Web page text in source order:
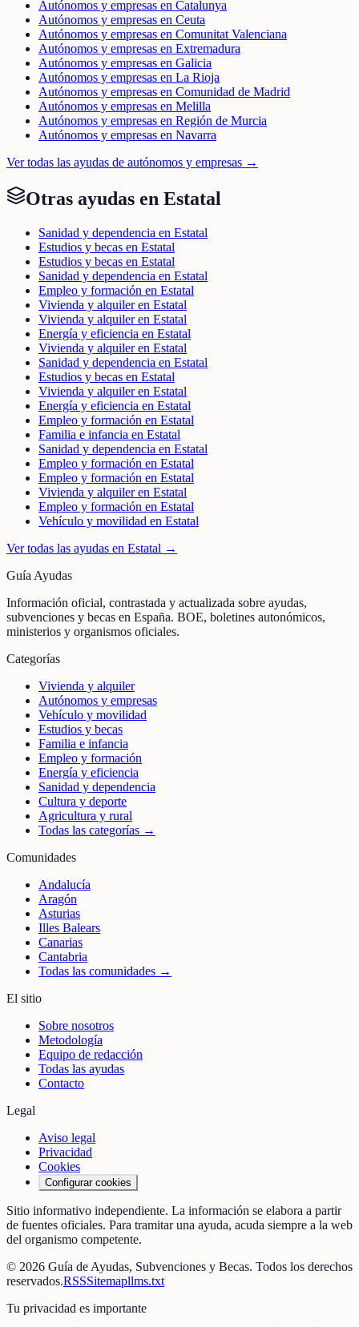
Autónomos y empresas en Catalunya
Autónomos y empresas en Ceuta
Autónomos y empresas en Comunitat Valenciana
Autónomos y empresas en Extremadura
Autónomos y empresas en Galicia
Autónomos y empresas en La Rioja
Autónomos y empresas en Comunidad de Madrid
Autónomos y empresas en Melilla
Autónomos y empresas en Región de Murcia
Autónomos y empresas en Navarra
Ver todas las ayudas de autónomos y empresas →
Otras ayudas en Estatal
Sanidad y dependencia en Estatal
Estudios y becas en Estatal
Estudios y becas en Estatal
Sanidad y dependencia en Estatal
Empleo y formación en Estatal
Vivienda y alquiler en Estatal
Vivienda y alquiler en Estatal
Energía y eficiencia en Estatal
Vivienda y alquiler en Estatal
Sanidad y dependencia en Estatal
Estudios y becas en Estatal
Vivienda y alquiler en Estatal
Energía y eficiencia en Estatal
Empleo y formación en Estatal
Familia e infancia en Estatal
Sanidad y dependencia en Estatal
Empleo y formación en Estatal
Empleo y formación en Estatal
Vivienda y alquiler en Estatal
Empleo y formación en Estatal
Vehículo y movilidad en Estatal
Ver todas las ayudas en Estatal →
Guía Ayudas
Información oficial, contrastada y actualizada sobre ayudas,
subvenciones y becas en España. BOE, boletines autonómicos,
ministerios y organismos oficiales.
Categorías
Vivienda y alquiler
Autónomos y empresas
Vehículo y movilidad
Estudios y becas
Familia e infancia
Empleo y formación
Energía y eficiencia
Sanidad y dependencia
Cultura y deporte
Agricultura y rural
Todas las categorías →
Comunidades
Andalucía
Aragón
Asturias
Illes Balears
Canarias
Cantabria
Todas las comunidades →
El sitio
Sobre nosotros
Metodología
Equipo de redacción
Todas las ayudas
Contacto
Legal
Aviso legal
Privacidad
Cookies
Configurar cookies
Sitio informativo independiente. La información se elabora a partir
de fuentes oficiales. Para tramitar una ayuda, acuda siempre a la web
del organismo competente.
© 2026 Guía de Ayudas, Subvenciones y Becas. Todos los derechos
reservados.RSSSitemapllms.txt
Tu privacidad es importante